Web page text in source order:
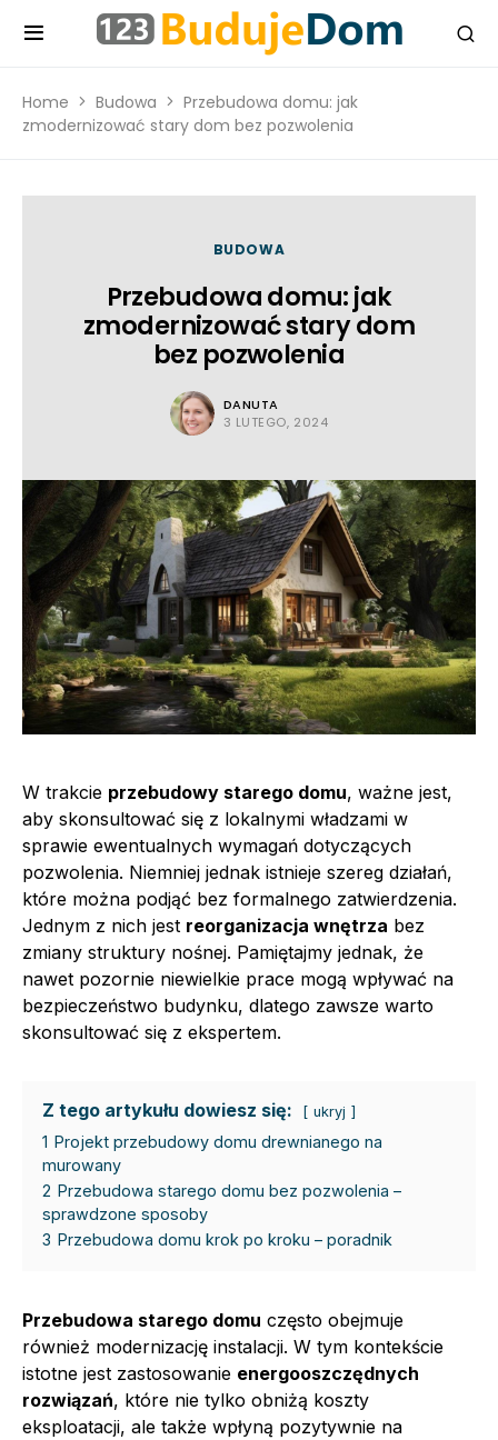
Home Budowa
Przebudowa domu: jak
zmodernizować stary dom bez pozwolenia
BUDOWA
Przebudowa domu: jak
zmodernizować stary dom
bez pozwolenia
DANUTA
3 LUTEGO, 2024
W trakcie przebudowy starego domu, ważne jest,
aby skonsultować się z lokalnymi władzami w
sprawie ewentualnych wymagań dotyczących
pozwolenia. Niemniej jednak istnieje szereg działań,
które można podjąć bez formalnego zatwierdzenia.
Jednym z nich jest reorganizacja wnętrza bez
zmiany struktury nośnej. Pamiętajmy jednak, że
nawet pozornie niewielkie prace mogą wpływać na
bezpieczeństwo budynku, dlatego zawsze warto
skonsultować się z ekspertem.
Z tego artykułu dowiesz się: ukryj
1 Projekt przebudowy domu drewnianego na
murowany
2 Przebudowa starego domu bez pozwolenia –
sprawdzone sposoby
3 Przebudowa domu krok po kroku – poradnik
Przebudowa starego domu często obejmuje
również modernizację instalacji. W tym kontekście
istotne jest zastosowanie energooszczędnych
rozwiązań, które nie tylko obniżą koszty
eksploatacji, ale także wpłyną pozytywnie na